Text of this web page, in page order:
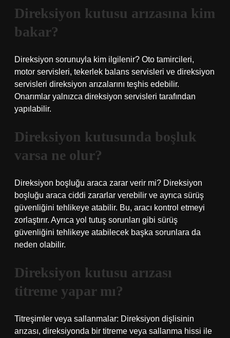
Direksiyon kutusu arızasına kim
bakar?
Direksiyon sorunuyla kim ilgilenir? Oto tamircileri,
motor servisleri, tekerlek balans servisleri ve direksiyon
servisleri direksiyon arızalarını teşhis edebilir.
Onarımlar yalnızca direksiyon servisleri tarafından
yapılabilir.
Direksiyon kutusunda boşluk
varsa ne olur?
Direksiyon boşluğu araca zarar verir mi? Direksiyon
boşluğu araca ciddi zararlar verebilir ve ayrıca sürüş
güvenliğini tehlikeye atabilir. Bu, aracı kontrol etmeyi
zorlaştırır. Ayrıca yol tutuş sorunları gibi sürüş
güvenliğini tehlikeye atabilecek başka sorunlara da
neden olabilir.
Direksiyon kutusu arızası
titreme yapar mı?
Titreşimler veya sallanmalar: Direksiyon dişlisinin
arızası, direksiyonda bir titreme veya sallanma hissi ile